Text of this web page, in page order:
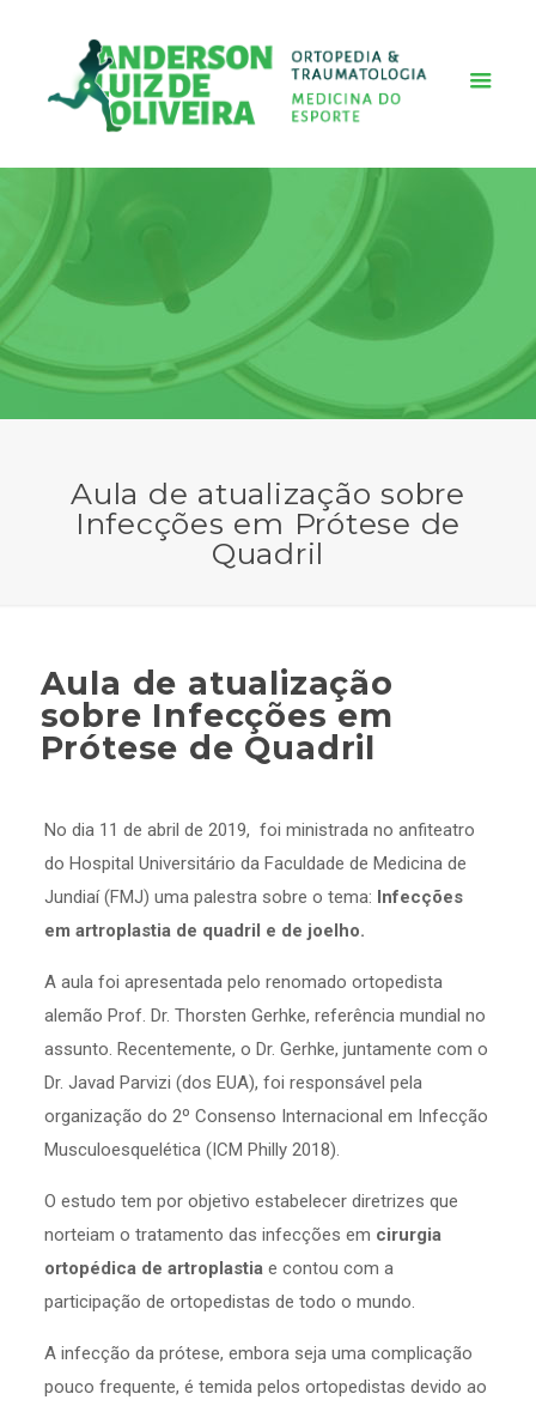
Aula de atualização sobre
Infecções em Prótese de
Quadril
Aula de atualização
sobre Infecções em
Prótese de Quadril
No dia 11 de abril de 2019, foi ministrada no anfiteatro
do Hospital Universitário da Faculdade de Medicina de
Jundiaí (FMJ) uma palestra sobre o tema: Infecções
em artroplastia de quadril e de joelho.
A aula foi apresentada pelo renomado ortopedista
alemão Prof. Dr. Thorsten Gerhke, referência mundial no
assunto. Recentemente, o Dr. Gerhke, juntamente com o
Dr. Javad Parvizi (dos EUA), foi responsável pela
organização do 2º Consenso Internacional em Infecção
Musculoesquelética (ICM Philly 2018).
O estudo tem por objetivo estabelecer diretrizes que
norteiam o tratamento das infecções em cirurgia
ortopédica de artroplastia e contou com a
participação de ortopedistas de todo o mundo.
A infecção da prótese, embora seja uma complicação
pouco frequente, é temida pelos ortopedistas devido ao